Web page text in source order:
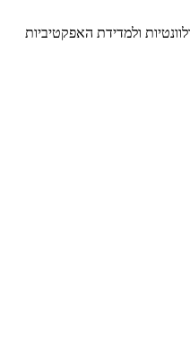
ולמדידת האפקטיביות